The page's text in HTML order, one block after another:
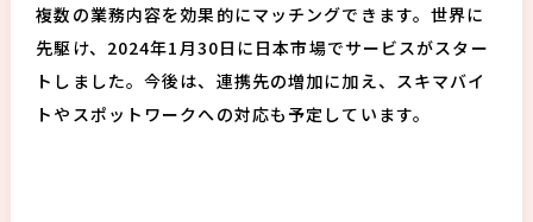
複数の業務内容を効果的にマッチングできます。世界に
先駆け、2024年1月30日に日本市場でサービスがスター
トしました。今後は、連携先の増加に加え、スキマバイ
トやスポットワークへの対応も予定しています。